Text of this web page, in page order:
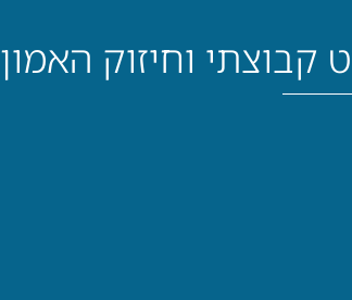
קבוצתי וחיזוק האמון